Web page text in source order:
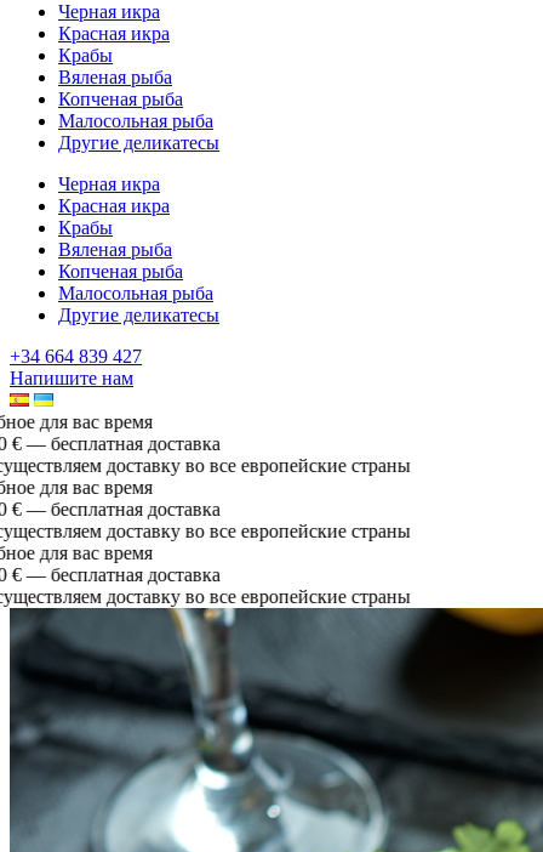
Черная икра
Красная икра
Крабы
Вяленая рыба
Копченая рыба
Малосольная рыба
Другие деликатесы
Черная икра
Красная икра
Крабы
Вяленая рыба
Копченая рыба
Малосольная рыба
Другие деликатесы
+34 664 839 427
Напишите нам
для вас время
бесплатная доставка
доставку во все европейские страны
для вас время
бесплатная доставка
доставку во все европейские страны
для вас время
бесплатная доставка
доставку во все европейские страны